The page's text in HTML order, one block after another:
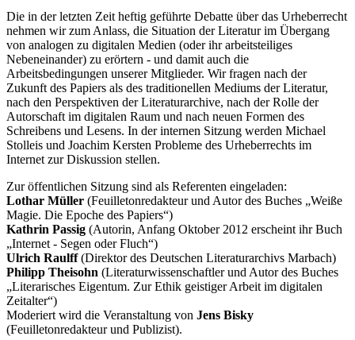
Die in der letzten Zeit heftig geführte Debatte über das Urheberrecht
nehmen wir zum Anlass, die Situation der Literatur im Übergang
von analogen zu digitalen Medien (oder ihr arbeitsteiliges
Nebeneinander) zu erörtern - und damit auch die
Arbeitsbedingungen unserer Mitglieder. Wir fragen nach der
Zukunft des Papiers als des traditionellen Mediums der Literatur,
nach den Perspektiven der Literaturarchive, nach der Rolle der
Autorschaft im digitalen Raum und nach neuen Formen des
Schreibens und Lesens. In der internen Sitzung werden Michael
Stolleis und Joachim Kersten Probleme des Urheberrechts im
Internet zur Diskussion stellen.
Zur öffentlichen Sitzung sind als Referenten eingeladen:
Lothar Müller (Feuilletonredakteur und Autor des Buches „Weiße
Magie. Die Epoche des Papiers“)
Kathrin Passig (Autorin, Anfang Oktober 2012 erscheint ihr Buch
„Internet - Segen oder Fluch“)
Ulrich Raulff(Direktor des Deutschen Literaturarchivs Marbach)
Philipp Theisohn (Literaturwissenschaftler und Autor des Buches
„Literarisches Eigentum. Zur Ethik geistiger Arbeit im digitalen
Zeitalter“)
Moderiert wird die Veranstaltung von Jens Bisky
(Feuilletonredakteur und Publizist).